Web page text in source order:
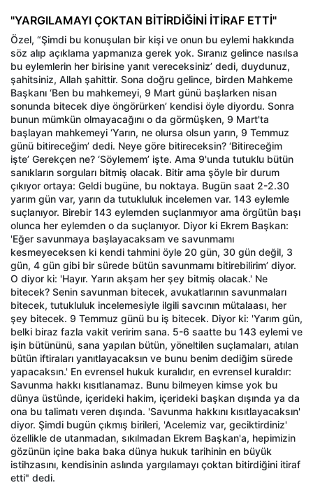
"YARGILAMAYI ÇOKTAN BİTİRDİĞİNİ İTİRAF ETTİ"
Özel, “Şimdi bu konuşulan bir kişi ve onun bu eylemi hakkında
söz alıp açıklama yapmanıza gerek yok. Sıranız gelince nasılsa
bu eylemlerin her birisine yanıt vereceksiniz’ dedi, duydunuz,
şahitsiniz, Allah şahittir. Sona doğru gelince, birden Mahkeme
Başkanı ‘Ben bu mahkemeyi, 9 Mart günü başlarken nisan
sonunda bitecek diye öngörürken’ kendisi öyle diyordu. Sonra
bunun mümkün olmayacağını o da görmüşken, 9 Mart'ta
başlayan mahkemeyi ‘Yarın, ne olursa olsun yarın, 9 Temmuz
günü bitireceğim’ dedi. Neye göre bitireceksin? ‘Bitireceğim
işte’ Gerekçen ne? ‘Söylemem’ işte. Ama 9'unda tutuklu bütün
sanıkların sorguları bitmiş olacak. Bitir ama şöyle bir durum
çıkıyor ortaya: Geldi bugüne, bu noktaya. Bugün saat 2-2.30
yarım gün var, yarın da tutukluluk incelemen var. 143 eylemle
suçlanıyor. Birebir 143 eylemden suçlanmıyor ama örgütün başı
olunca her eylemden o da suçlanıyor. Diyor ki Ekrem Başkan:
'Eğer savunmaya başlayacaksam ve savunmamı
kesmeyeceksen ki kendi tahmini öyle 20 gün, 30 gün değil, 3
gün, 4 gün gibi bir sürede bütün savunmamı bitirebilirim’ diyor.
O diyor ki: 'Hayır. Yarın akşam her şey bitmiş olacak.' Ne
bitecek? Senin savunman bitecek, avukatlarının savunmaları
bitecek, tutukluluk incelemesiyle ilgili savcının mütalaası, her
şey bitecek. 9 Temmuz günü bu iş bitecek. Diyor ki: 'Yarım gün,
belki biraz fazla vakit veririm sana. 5-6 saatte bu 143 eylemi ve
işin bütününü, sana yapılan bütün, yöneltilen suçlamaları, atılan
bütün iftiraları yanıtlayacaksın ve bunu benim dediğim sürede
yapacaksın.' En evrensel hukuk kuralıdır, en evrensel kuraldır:
Savunma hakkı kısıtlanamaz. Bunu bilmeyen kimse yok bu
dünya üstünde, içerideki hakim, içerideki başkan dışında ya da
ona bu talimatı veren dışında. 'Savunma hakkını kısıtlayacaksın'
diyor. Şimdi bugün çıkmış birileri, 'Acelemiz var, geciktirdiniz'
özellikle de utanmadan, sıkılmadan Ekrem Başkan'a, hepimizin
gözünün içine baka baka dünya hukuk tarihinin en büyük
istihzasını, kendisinin aslında yargılamayı çoktan bitirdiğini itiraf
etti" dedi.